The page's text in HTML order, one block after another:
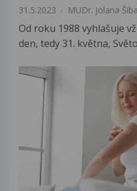
31.5.2023 MUDr. Jolana
Od roku 1988 vyhlašuje
den, tedy 31. května,